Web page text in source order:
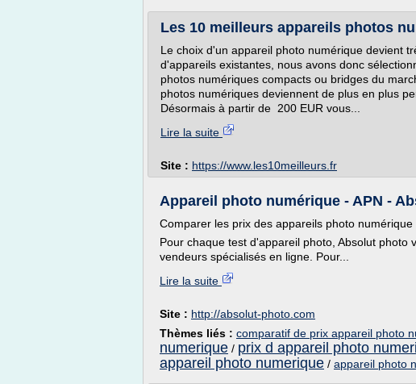
Les 10 meilleurs appareils photos
Le choix d'un appareil photo numérique devient
d'appareils existantes, nous avons donc
photos numériques compacts ou bridges du
photos numériques deviennent de plus en plus
Désormais à partir de 200 EUR vous...
Lire la suite
Site : https://www.les10meilleurs.fr
Appareil photo numérique - APN -
Comparer les prix des appareils photo numérique
Pour chaque test d'appareil photo, Absolut
vendeurs spécialisés en ligne. Pour...
Lire la suite
Site : http://absolut-photo.com
Thèmes liés : comparatif de prix appareil photo
numerique / prix d appareil photo
appareil photo numerique / appareil photo